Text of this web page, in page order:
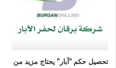
تحصيل حكم “آبار” يحتاج مزيد من